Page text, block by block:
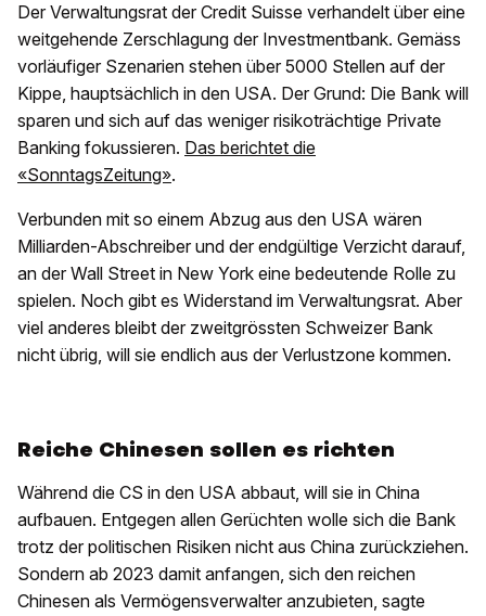
Der Verwaltungsrat der Credit Suisse verhandelt über eine
weitgehende Zerschlagung der Investmentbank. Gemäss
vorläufiger Szenarien stehen über 5000 Stellen auf der
Kippe, hauptsächlich in den USA. Der Grund: Die Bank will
sparen und sich auf das weniger risikoträchtige Private
Banking fokussieren. Das berichtet die
«SonntagsZeitung».
Verbunden mit so einem Abzug aus den USA wären
Milliarden-Abschreiber und der endgültige Verzicht darauf,
an der Wall Street in New York eine bedeutende Rolle zu
spielen. Noch gibt es Widerstand im Verwaltungsrat. Aber
viel anderes bleibt der zweitgrössten Schweizer Bank
nicht übrig, will sie endlich aus der Verlustzone kommen.
Reiche Chinesen sollen es richten
Während die CS in den USA abbaut, will sie in China
aufbauen. Entgegen allen Gerüchten wolle sich die Bank
trotz der politischen Risiken nicht aus China zurückziehen.
Sondern ab 2023 damit anfangen, sich den reichen
Chinesen als Vermögensverwalter anzubieten, sagte